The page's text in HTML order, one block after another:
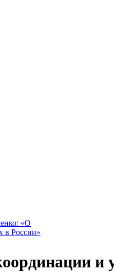
«О
в России»
и